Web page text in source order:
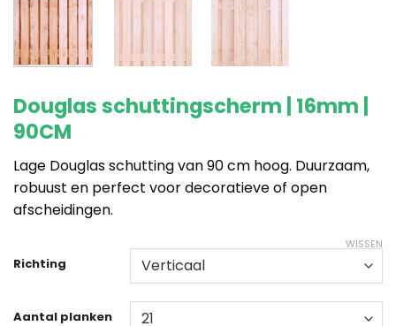
Douglas schuttingscherm | 16mm |
90CM
Lage Douglas schutting van 90 cm hoog. Duurzaam,
robuust en perfect voor decoratieve of open
afscheidingen.
Richting
Aantal planken
WISSEN